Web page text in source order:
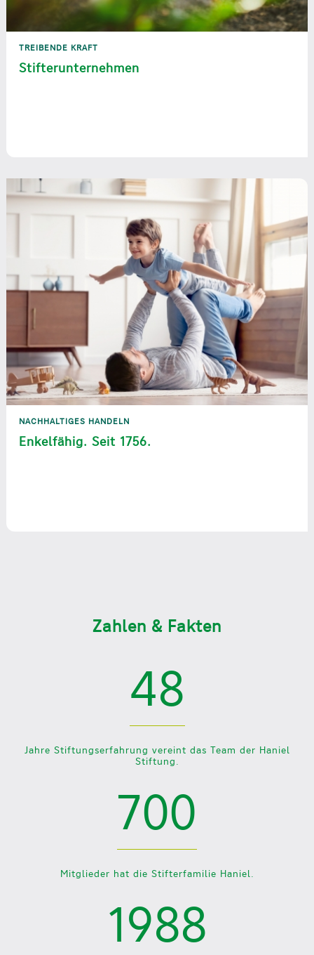
TREIBENDE KRAFT
Stifterunternehmen
NACHHALTIGES HANDELN
Enkelfähig. Seit 1756.
Zahlen & Fakten
48
Jahre Stiftungserfahrung vereint das Team der Haniel
Stiftung.
700
Mitglieder hat die Stifterfamilie Haniel.
1988